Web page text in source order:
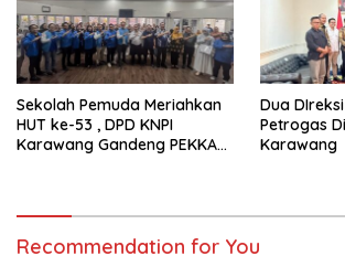
Sekolah Pemuda Meriahkan
HUT ke-53 , DPD KNPI
Karawang Gandeng PEKKA
Dua
Petrogas
Karawang
Recommendation for You